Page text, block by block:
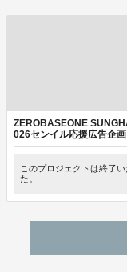
ZEROBASEONE
026センイル応援広告企画
このプロジェクトは終了い
た。